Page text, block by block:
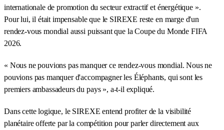
internationale de promotion du secteur extractif et énergétique ».
Pour lui, il était impensable que le SIREXE reste en marge d'un
rendez-vous mondial aussi puissant que la Coupe du Monde FIFA
2026.
« Nous ne pouvions pas manquer ce rendez-vous mondial. Nous ne
pouvions pas manquer d'accompagner les Éléphants, qui sont les
premiers ambassadeurs du pays », a-t-il expliqué.
Dans cette logique, le SIREXE entend profiter de la visibilité
planétaire offerte par la compétition pour parler directement aux